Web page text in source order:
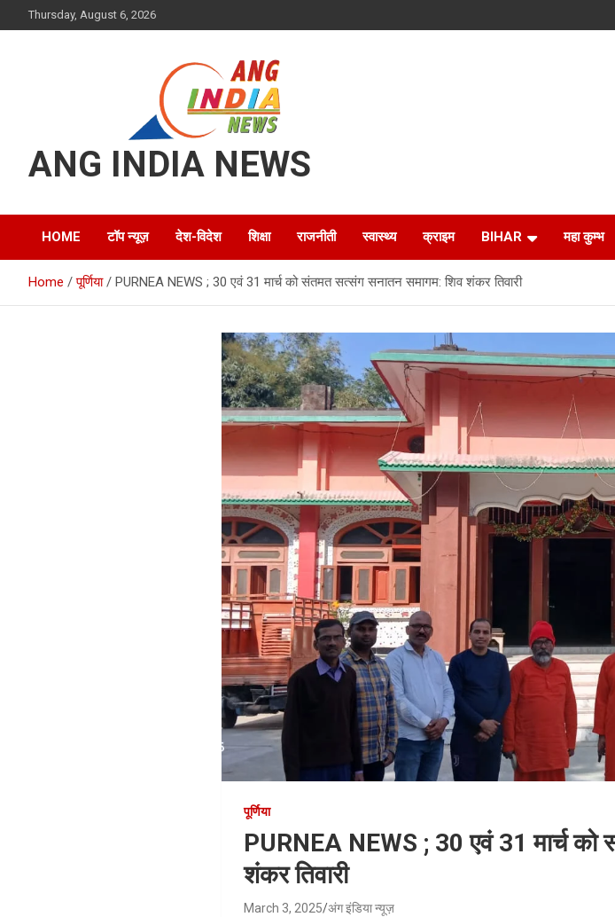
to
Thursday, August 6, 2026
ANG INDIA NEWS
HOME टॉप न्यूज़ देश-विदेश शिक्षा राजनीती स्वास्थ्य क्राइम BIHAR महा कुम्भ
Home पूर्णिया PURNEA NEWS ; 30 एवं 31 मार्च को संतमत सत्संग सनातन समागम: शिव शंकर तिवारी
पूर्णिया
PURNEA NEWS ; 30 एवं 31 मार्च
शंकर तिवारी
March 3, 2025 अंग इंडिया न्यूज़